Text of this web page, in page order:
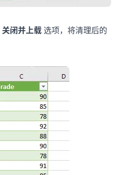
关闭并上载 选项，将清理后的